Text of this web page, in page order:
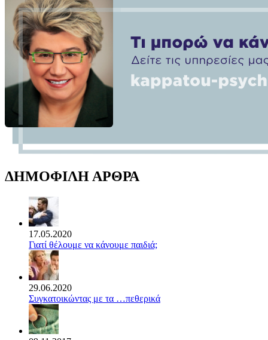
ΔΗΜΟΦΙΛΗ ΑΡΘΡΑ
17.05.2020
Γιατί θέλουμε να κάνουμε παιδιά;
29.06.2020
Συγκατοικώντας με τα …πεθερικά